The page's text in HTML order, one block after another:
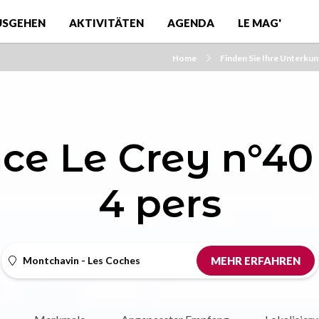
AKTIVITÄTEN AGENDA LE MAG'
Home Finden Sie Ihre
Le Crey
4 pers
Montchavin - Les Coches MEHR ERFAHREN